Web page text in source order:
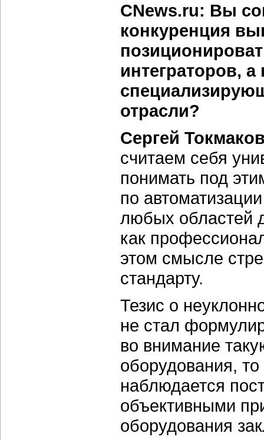
CNews.ru: Вы
конкуренция
интеграторов,
отрасли?
Сергей
считаем себя
понимать под
по
любых областей
как
этом смысле
стандарту.
Тезис о
не стал
во внимание
оборудования,
наблюдается
объективными
оборудования